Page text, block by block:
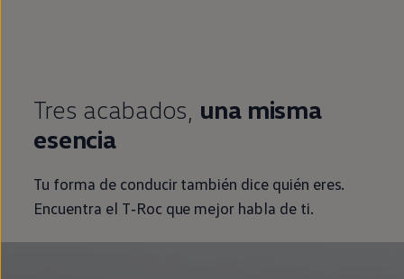
Tres acabados, una misma
esencia
Tu forma de conducir también dice quién eres.
Encuentra el T‑Roc que mejor habla de ti.